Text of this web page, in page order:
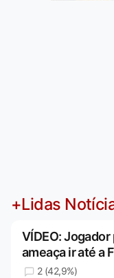
+Lidas
VÍDEO: Jogador
ameaça ir até a
2 (42,9%)